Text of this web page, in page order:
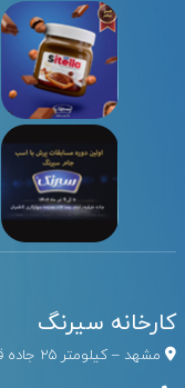
کارخانه سیرنگ
مشهد – کیلومتر ۲۵ جاده قوچان- شهرک صنعتی فردوسی – قطعه سوم